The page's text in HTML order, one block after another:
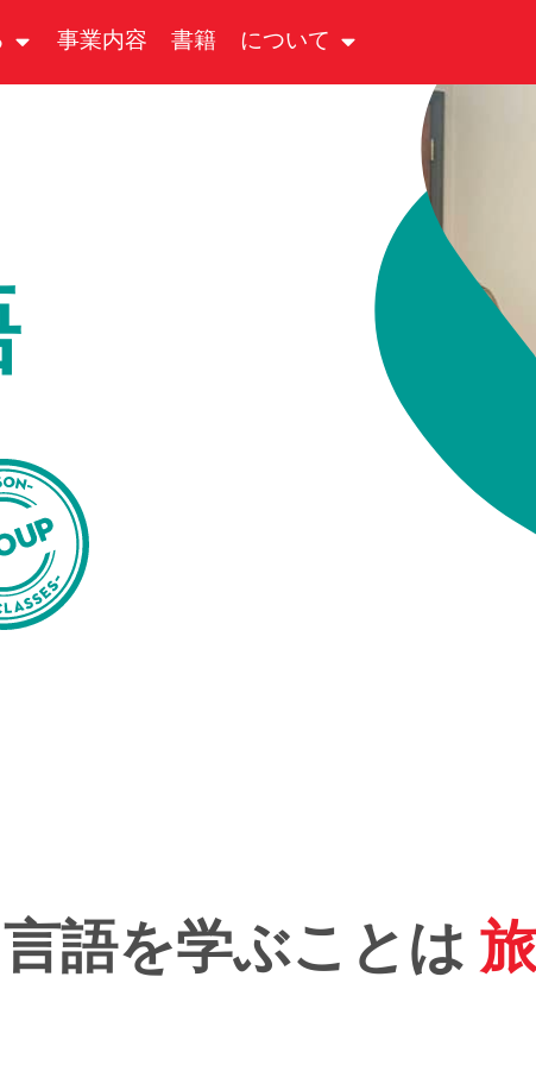
事業内容 書籍 について
言語を学ぶことは 旅